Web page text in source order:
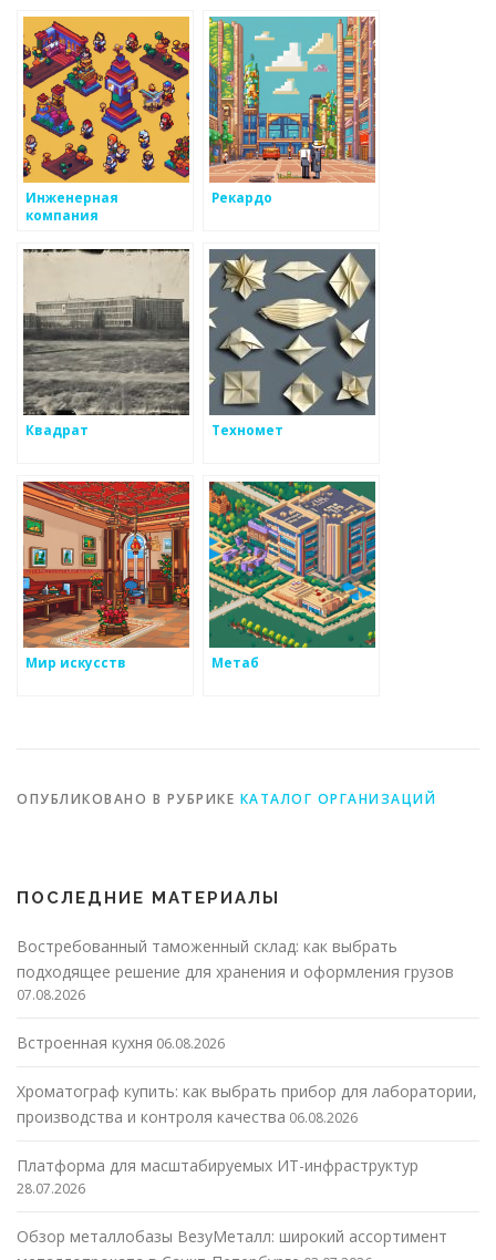
Инженерная
компания
Рекардо
Квадрат Техномет
Мир искусств Метаб
ОПУБЛИКОВАНО В РУБРИКЕ КАТАЛОГ ОРГАНИЗАЦИЙ
ПОСЛЕДНИЕ МАТЕРИАЛЫ
Востребованный таможенный склад: как выбрать
подходящее решение для хранения и оформления грузов
07.08.2026
Встроенная кухня 06.08.2026
Хроматограф купить: как выбрать прибор для лаборатории,
производства и контроля качества 06.08.2026
Платформа для масштабируемых ИТ-инфраструктур
28.07.2026
Обзор металлобазы ВезуМеталл: широкий ассортимент